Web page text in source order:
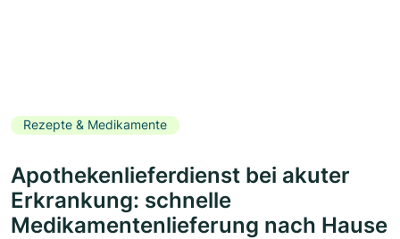
Rezepte & Medikamente
Apothekenlieferdienst bei akuter
Erkrankung: schnelle
Medikamentenlieferung nach Hause